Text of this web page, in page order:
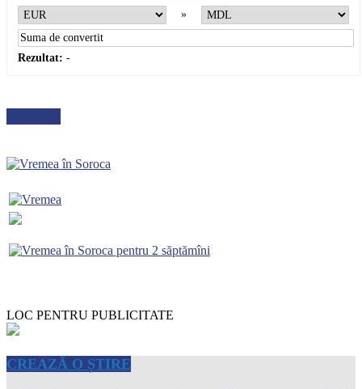
»
Rezultat: -
LOC PENTRU PUBLICITATE
CREAZĂ O ȘTIRE